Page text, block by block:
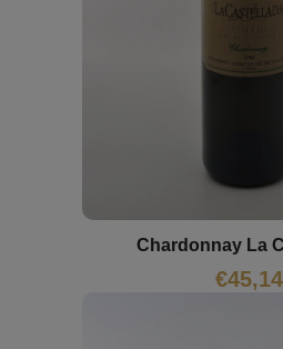
Chardonnay La
€45,14